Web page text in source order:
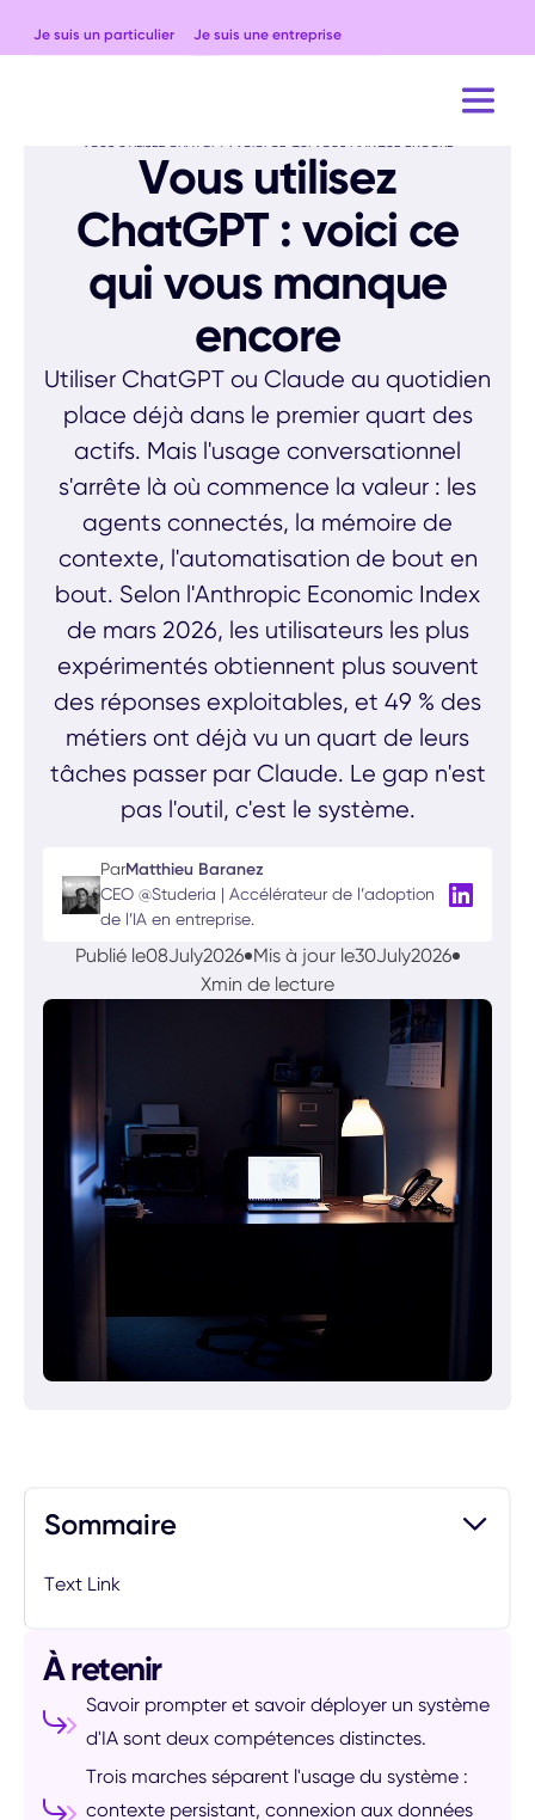
Je suis un particulier Je suis une entreprise
Vous utilisez
ChatGPT : voici ce
qui vous manque
encore
Utiliser ChatGPT ou Claude au quotidien
place déjà dans le premier quart des
actifs. Mais l'usage conversationnel
s'arrête là où commence la valeur : les
agents connectés, la mémoire de
contexte, l'automatisation de bout en
bout. Selon l'Anthropic Economic Index
de mars 2026, les utilisateurs les plus
expérimentés obtiennent plus souvent
des réponses exploitables, et 49 % des
métiers ont déjà vu un quart de leurs
tâches passer par Claude. Le gap n'est
pas l'outil, c'est le système.
ParMatthieu Baranez
CEO @Studeria | Accélérateur de l’adoption
de l’IA en entreprise.
Publié le08July2026 Mis à jour le30July2026
Xmin de lecture
À retenir
Savoir prompter et savoir déployer un système
d'IA sont deux compétences distinctes.
Trois marches séparent l'usage du système :
contexte persistant, connexion aux données
Sommaire
Text Link